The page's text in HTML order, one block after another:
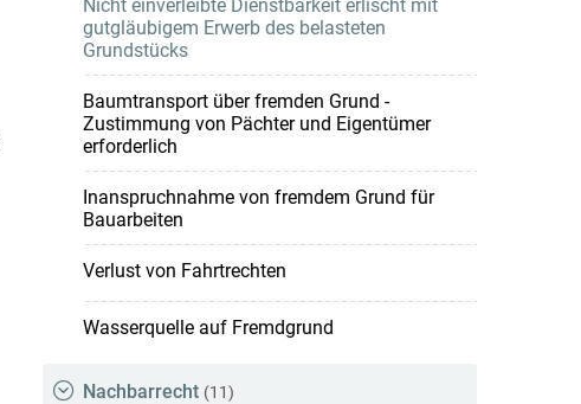
Nicht einverleibte Dienstbarkeit erlischt mit
gutgläubigem Erwerb des belasteten
Grundstücks
Baumtransport über fremden Grund -
Zustimmung von Pächter und Eigentümer
erforderlich
Inanspruchnahme von fremdem Grund für
Bauarbeiten
Verlust von Fahrtrechten
Wasserquelle auf Fremdgrund
Nachbarrecht (11)